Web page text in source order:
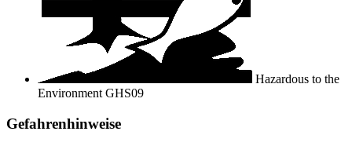
Hazardous to the
Environment GHS09
Gefahrenhinweise